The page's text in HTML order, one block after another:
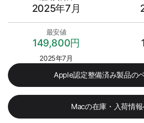
2025年7月
最安値
149,800円
2025年7月
Apple認定整備済み製品の
Macの在庫・入荷情